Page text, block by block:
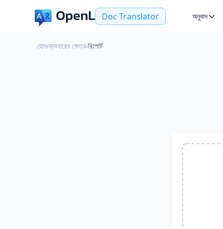
Doc Translator অনুবাদ
হোম›ব্যবহারের ক্ষেত্র›রিপোর্ট